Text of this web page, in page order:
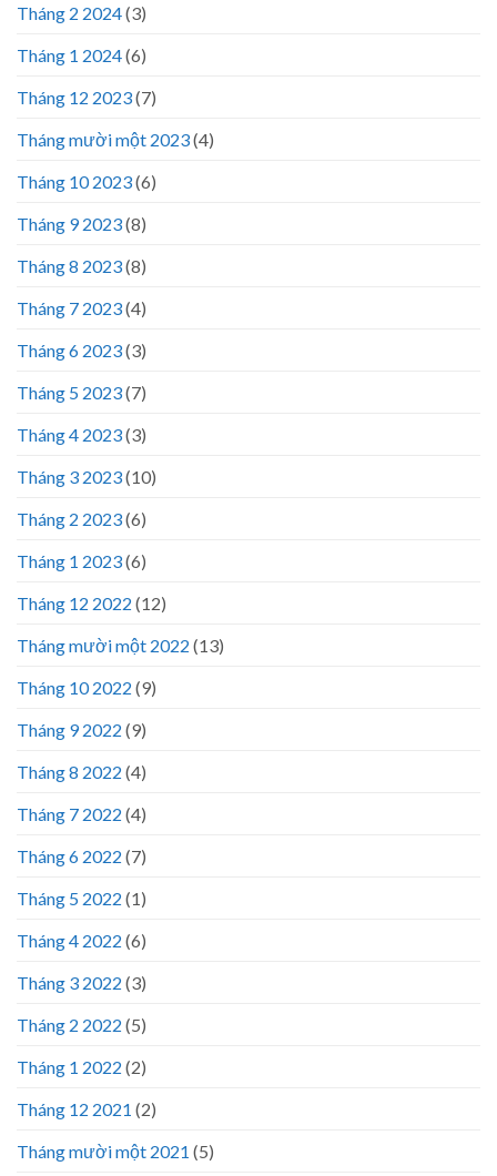
Tháng 2 2024(3)
Tháng 1 2024(6)
Tháng 12 2023(7)
Tháng mười một 2023(4)
Tháng 10 2023(6)
Tháng 9 2023(8)
Tháng 8 2023(8)
Tháng 7 2023(4)
Tháng 6 2023(3)
Tháng 5 2023(7)
Tháng 4 2023(3)
Tháng 3 2023(10)
Tháng 2 2023(6)
Tháng 1 2023(6)
Tháng 12 2022 (12)
Tháng mười một 2022 (13)
Tháng 10 2022 (9)
Tháng 9 2022 (9)
Tháng 8 2022 (4)
Tháng 7 2022 (4)
Tháng 6 2022 (7)
Tháng 5 2022 (1)
Tháng 4 2022 (6)
Tháng 3 2022 (3)
Tháng 2 2022 (5)
Tháng 1 2022 (2)
Tháng 12 2021 (2)
Tháng mười một 2021 (5)